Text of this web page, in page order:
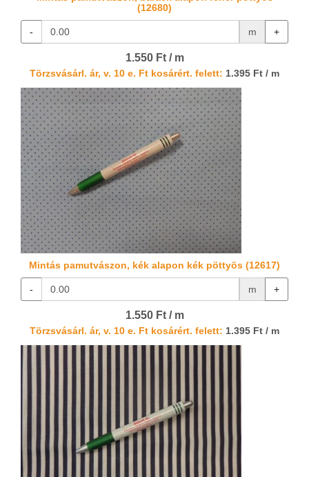
(12680)
- m +
1.550 Ft / m
Törzsvásárl. ár, v. 10 e. Ft kosárért. felett: 1.395 Ft / m
Mintás pamutvászon, kék alapon kék pöttyös (12617)
- m +
1.550 Ft / m
Törzsvásárl. ár, v. 10 e. Ft kosárért. felett: 1.395 Ft / m